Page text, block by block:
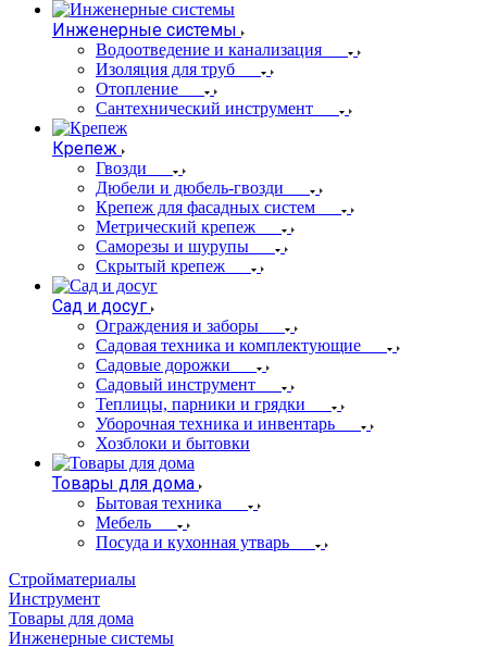
Инженерные системы
Водоотведение и канализация
Изоляция для труб
Отопление
Сантехнический инструмент
Крепеж
Гвозди
Дюбели и дюбель-гвозди
Крепеж для фасадных систем
Метрический крепеж
Саморезы и шурупы
Скрытый крепеж
Сад и досуг
Ограждения и заборы
Садовая техника и комплектующие
Садовые дорожки
Садовый инструмент
Теплицы, парники и грядки
Уборочная техника и инвентарь
Хозблоки и бытовки
Товары для дома
Бытовая техника
Мебель
Посуда и кухонная утварь
Стройматериалы
Инструмент
Товары для дома
Инженерные системы